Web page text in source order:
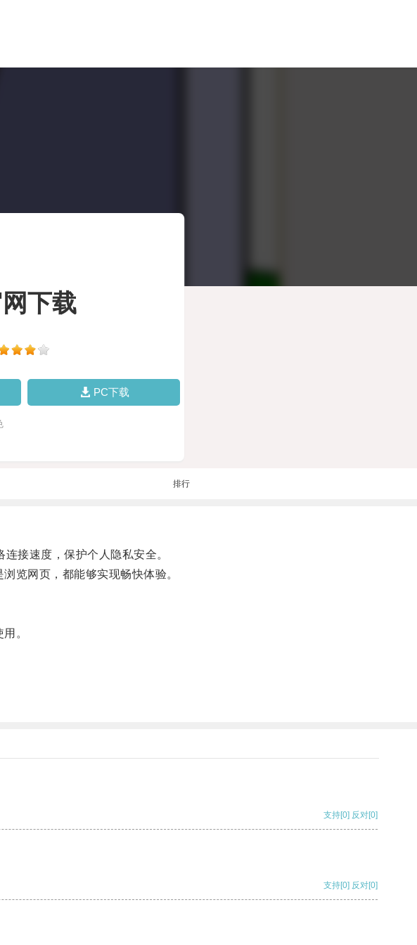
下载
PC下载
排行
接速度，保护个人隐私安全。
览网页，都能够实现畅快体验。
。
支持[0] 反对[0]
支持[0] 反对[0]